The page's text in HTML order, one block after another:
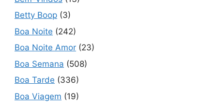
Betty Boop (3)
Boa Noite (242)
Boa Noite Amor (23)
Boa Semana (508)
Boa Tarde (336)
Boa Viagem (19)